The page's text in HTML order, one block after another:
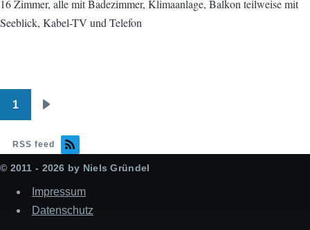
16 Zimmer, alle mit Badezimmer, Klimaanlage, Balkon teilweise mit
Seeblick, Kabel-TV und Telefon
Seitennummerierung
1
RSS feed
© 2011 - 2026 by Niels Gründel
Impressum
Datenschutz